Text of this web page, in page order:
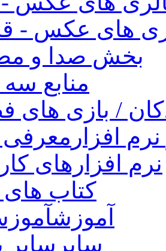
های عکس -
بخش صدا و
منابع
/ بازی های
افزار معرفی
نرم افزارهای
کتاب
آموزش
سایر